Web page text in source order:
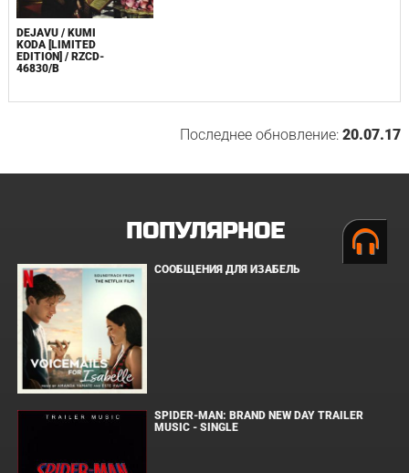
DEJAVU / KUMI
KODA [LIMITED
EDITION] / RZCD-
46830/B
Последнее обновление:20.07.17
ПОПУЛЯРНОЕ
СООБЩЕНИЯ ДЛЯ ИЗАБЕЛЬ
SPIDER-MAN: BRAND NEW DAY TRAILER
MUSIC - SINGLE